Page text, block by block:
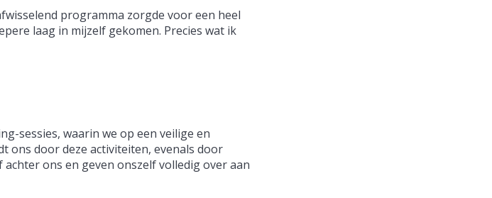
programma zorgde voor een heel
laag in mijzelf gekomen. Precies wat ik
sessies, waarin we op een veilige en
ons door deze activiteiten, evenals door
ons en geven onszelf volledig over aan